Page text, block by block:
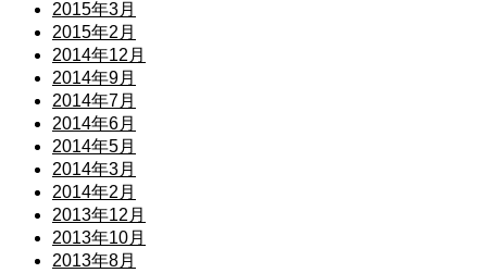
2015年3月
2015年2月
2014年12月
2014年9月
2014年7月
2014年6月
2014年5月
2014年3月
2014年2月
2013年12月
2013年10月
2013年8月